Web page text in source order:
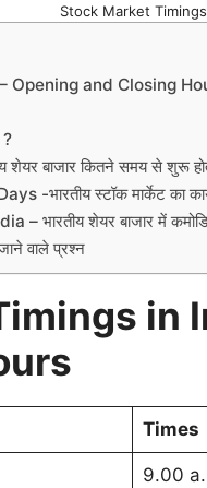
Stock Market Timings
Opening and Closing
?
बाजार कितने समय से शुरू
भारतीय स्टॉक मार्केट का
शेयर बाजार में
वाले प्रश्न
in
Times
9.00